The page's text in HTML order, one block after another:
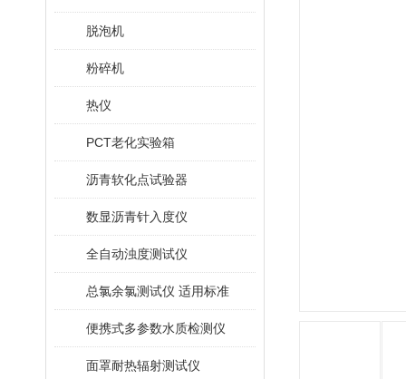
脱泡机
粉碎机
热仪
PCT老化实验箱
沥青软化点试验器
数显沥青针入度仪
全自动浊度测试仪
总氯余氯测试仪 适用标准
便携式多参数水质检测仪
面罩耐热辐射测试仪